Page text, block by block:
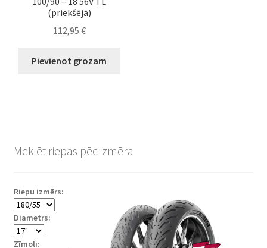
(priekšējā)
112,95 €
Pievienot grozam
Meklēt riepas pēc izmēra
Riepu izmērs:
Diametrs:
Zīmoli: